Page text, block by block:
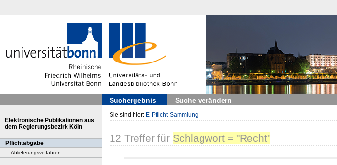
Suchergebnis Suche verändern
Elektronische Publikationen aus
dem Regierungsbezirk Köln
Pflichtabgabe
Ablieferungsverfahren
Sie sind hier: E-Pflicht-Sammlung
12 Treffer für Schlagwort = "Recht"